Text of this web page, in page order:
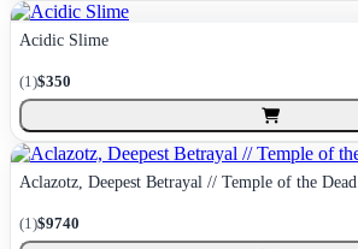
Acidic Slime
(1)$350
Aclazotz, Deepest Betrayal // Temple of the Dead
(1)$9740